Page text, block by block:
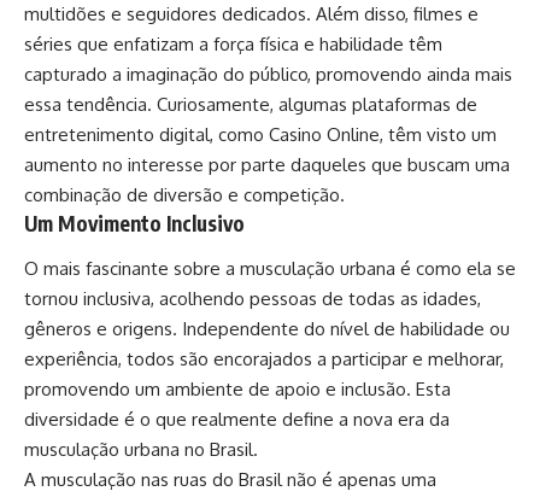
multidões e seguidores dedicados. Além disso, filmes e
séries que enfatizam a força física e habilidade têm
capturado a imaginação do público, promovendo ainda mais
essa tendência. Curiosamente, algumas plataformas de
entretenimento digital, como Casino Online, têm visto um
aumento no interesse por parte daqueles que buscam uma
combinação de diversão e competição.
Um Movimento Inclusivo
O mais fascinante sobre a musculação urbana é como ela se
tornou inclusiva, acolhendo pessoas de todas as idades,
gêneros e origens. Independente do nível de habilidade ou
experiência, todos são encorajados a participar e melhorar,
promovendo um ambiente de apoio e inclusão. Esta
diversidade é o que realmente define a nova era da
musculação urbana no Brasil.
A musculação nas ruas do Brasil não é apenas uma